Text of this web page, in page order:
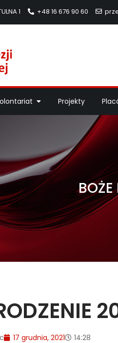
1 +48 16 676 90 60
Projekty
BOŻE
17 grudnia, 2021 14:28